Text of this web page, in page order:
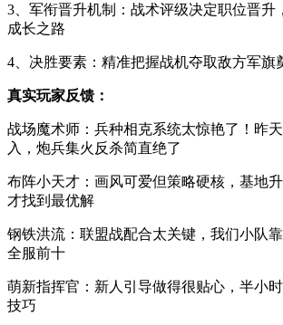
3、军衔晋升机制：战术评级决定职位晋升
成长之路
4、决胜要素：精准把握战机夺取敌方军旗
真实玩家反馈：
战场魔术师：兵种相克系统太惊艳了！昨
入，炮兵集火反杀简直绝了
布阵小天才：画风可爱但策略硬核，基地
才找到最优解
钢铁洪流：联盟战配合太关键，我们小队
全服前十
萌新指挥官：新人引导做得很贴心，半小
技巧